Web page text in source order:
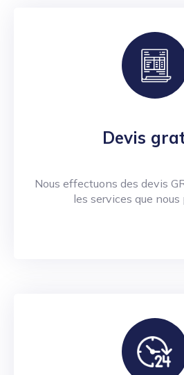
Devis
Nous effectuons des devis
les services que